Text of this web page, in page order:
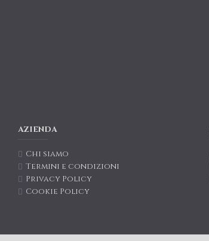
AZIENDA
Chi siamo
Termini e condizioni
Privacy Policy
Cookie Policy